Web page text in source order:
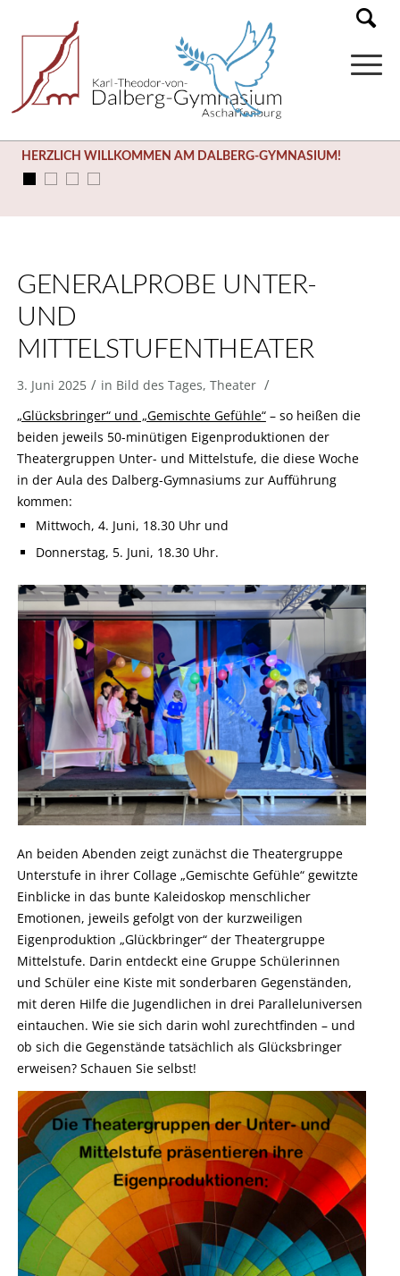
HERZLICH WILLKOMMEN AM DALBERG-GYMNASIUM!
GENERALPROBE UNTER-
UND
MITTELSTUFENTHEATER
3. Juni 2025 / in Bild des Tages, Theater /
„Glücksbringer“ und „Gemischte Gefühle“– so heißen die
beiden jeweils 50-minütigen Eigenproduktionen der
Theatergruppen Unter- und Mittelstufe, die diese Woche
in der Aula des Dalberg-Gymnasiums zur Aufführung
kommen:
Mittwoch, 4. Juni, 18.30 Uhr und
Donnerstag, 5. Juni, 18.30 Uhr.
An beiden Abenden zeigt zunächst die Theatergruppe
Unterstufe in ihrer Collage „Gemischte Gefühle“ gewitzte
Einblicke in das bunte Kaleidoskop menschlicher
Emotionen, jeweils gefolgt von der kurzweiligen
Eigenproduktion „Glückbringer“ der Theatergruppe
Mittelstufe. Darin entdeckt eine Gruppe Schülerinnen
und Schüler eine Kiste mit sonderbaren Gegenständen,
mit deren Hilfe die Jugendlichen in drei Paralleluniversen
eintauchen. Wie sie sich darin wohl zurechtfinden – und
ob sich die Gegenstände tatsächlich als Glücksbringer
erweisen? Schauen Sie selbst!